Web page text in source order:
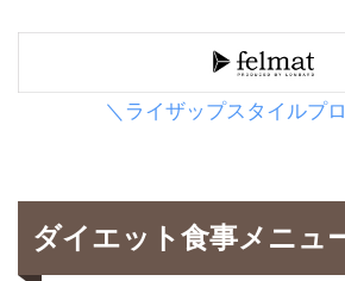
＼ライザップスタイルプ
ダイエット食事メニュ